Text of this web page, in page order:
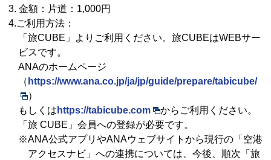
3. 金額：片道：1,000円
4.ご利用方法：
「旅CUBE」よりご利用ください。旅CUBEはWEBサー
ビスです。
ANAのホームページ
（ https://www.ana.co.jp/ja/jp/guide/prepare/tabicube/
）
もしくは https://tabicube.com
からご利用ください。
「旅 CUBE」会員への登録が必要です。
※ANA公式アプリやANAウェブサイトから現行の「空港
アクセスナビ」への連携については、今後、順次「旅